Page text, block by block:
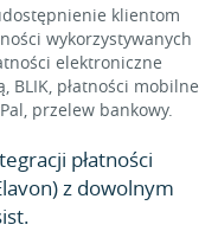
klientom
wykorzystywanych
elektroniczne
BLIK, płatności mobilne
przelew bankowy.
płatności
z dowolnym